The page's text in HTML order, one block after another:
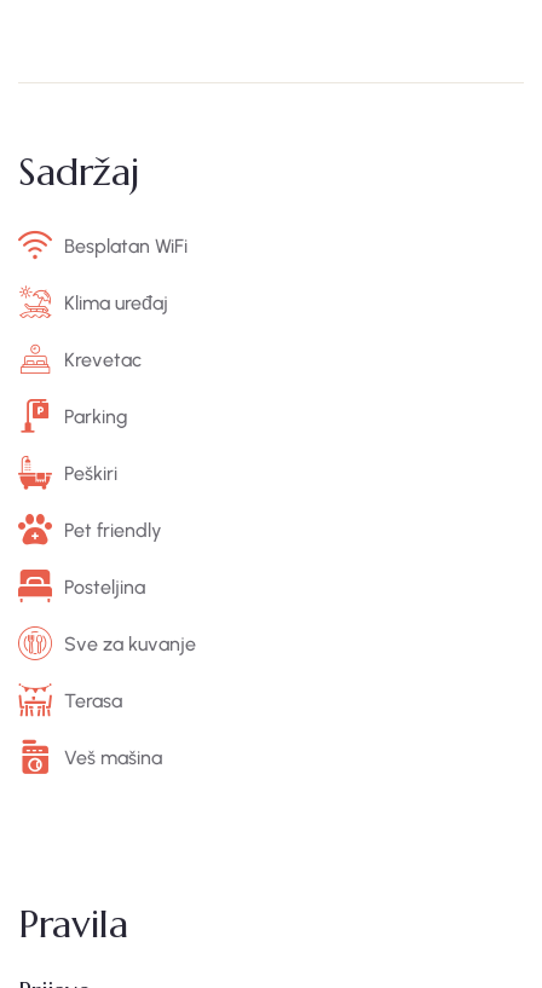
Sadržaj
Besplatan WiFi
Klima uređaj
Krevetac
Parking
Peškiri
Pet friendly
Posteljina
Sve za kuvanje
Terasa
Veš mašina
Pravila